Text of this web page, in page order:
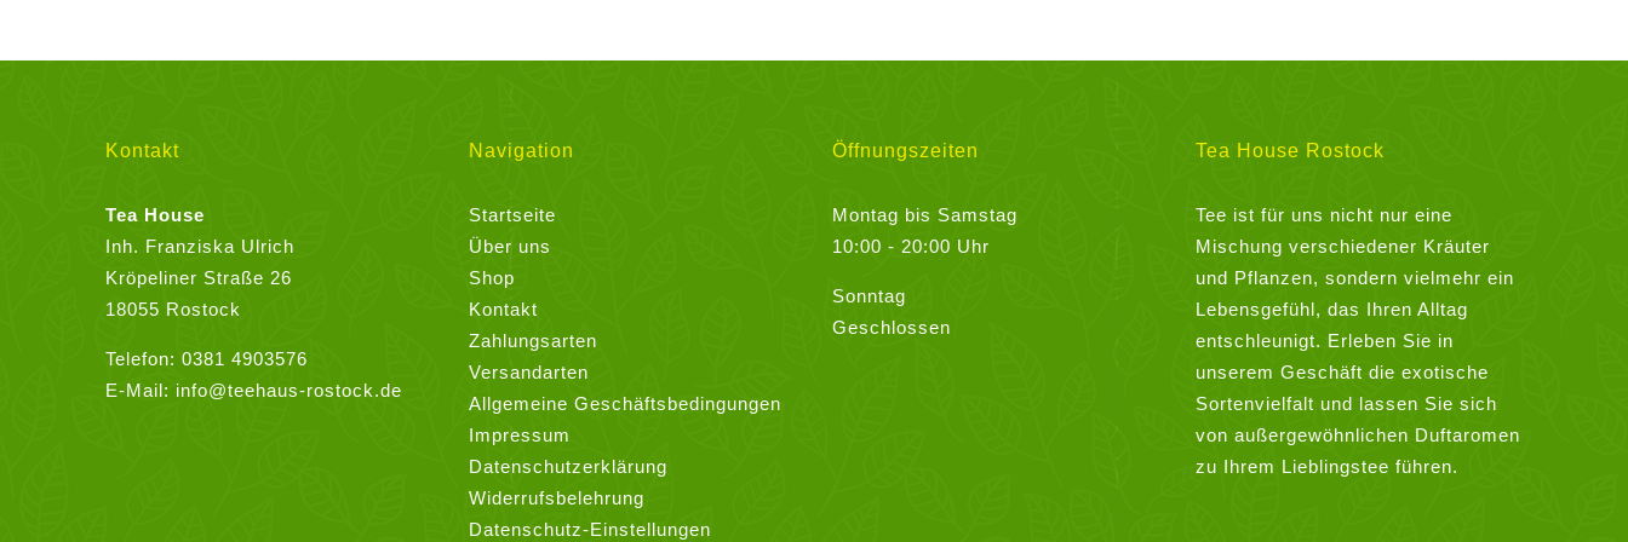
auf
der
Produktseite
werden
Kontakt
Tea House
Inh. Franziska Ulrich
Kröpeliner Straße 26
18055 Rostock
Telefon: 0381 4903576
E-Mail: info@teehaus-rostock.de
Navigation
Startseite
Über uns
Shop
Kontakt
Zahlungsarten
Versandarten
Allgemeine Geschäftsbedingungen
Impressum
Datenschutzerklärung
Widerrufsbelehrung
Datenschutz-Einstellungen
Öffnungszeiten
Montag bis Samstag
10:00 - 20:00 Uhr
Sonntag
Geschlossen
Tea House Rostock
Tee ist für uns nicht nur eine
Mischung verschiedener Kräuter
und Pflanzen, sondern vielmehr ein
Lebensgefühl, das Ihren Alltag
entschleunigt. Erleben Sie in
unserem Geschäft die exotische
Sortenvielfalt und lassen Sie sich
von außergewöhnlichen Duftaromen
zu Ihrem Lieblingstee führen.